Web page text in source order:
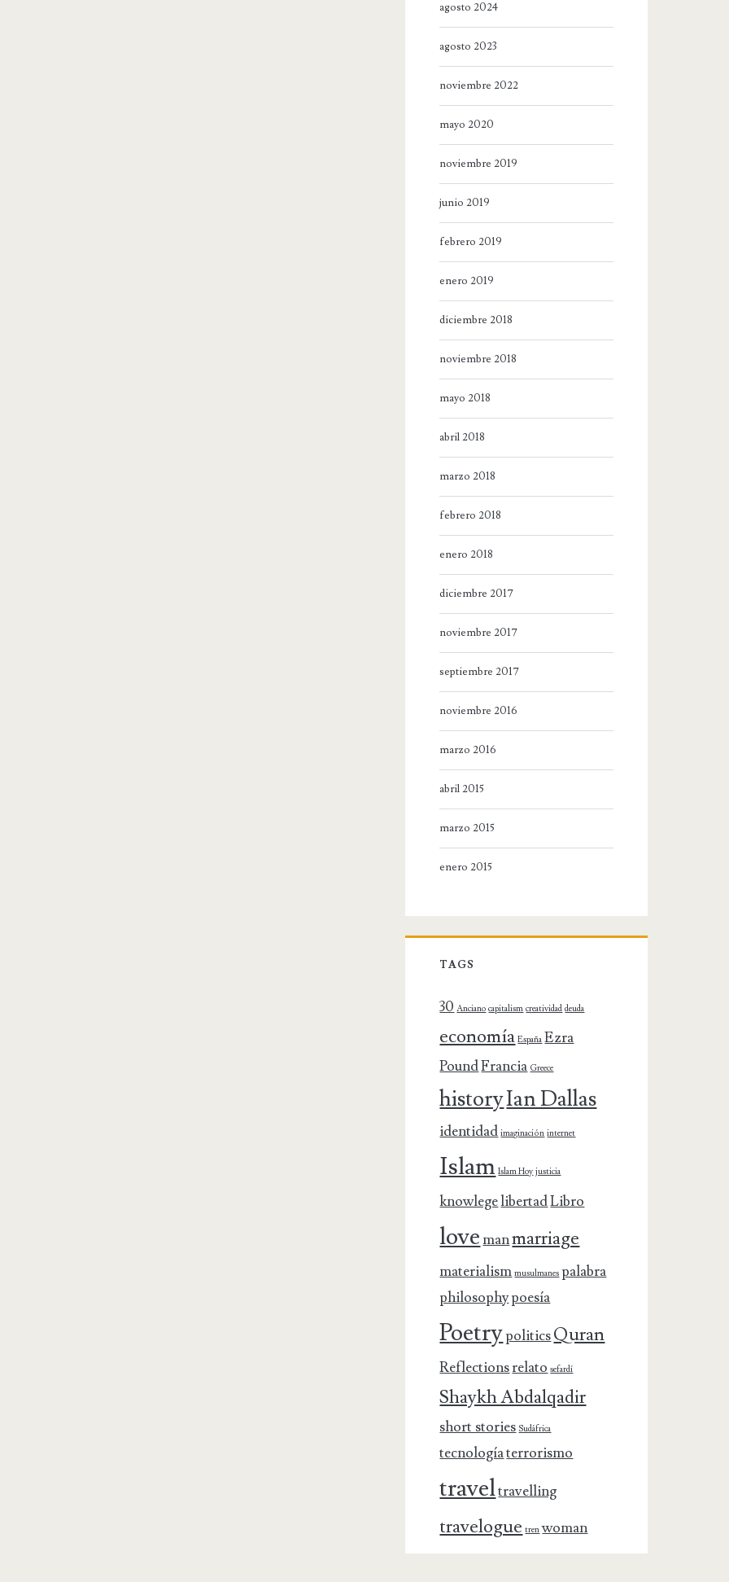
agosto 2024
agosto 2023
noviembre 2022
mayo 2020
noviembre 2019
junio 2019
febrero 2019
enero 2019
diciembre 2018
noviembre 2018
mayo 2018
abril 2018
marzo 2018
febrero 2018
enero 2018
diciembre 2017
noviembre 2017
septiembre 2017
noviembre 2016
marzo 2016
abril 2015
marzo 2015
enero 2015
TAGS
30 Anciano capitalism creatividad deuda
economía España Ezra
PoundFrancia Greece
historyIan Dallas
identidad imaginación internet
Islam Islam Hoy justicia
knowlegelibertadLibro
love manmarriage
materialism musulmanes palabra
philosophypoesía
PoetrypoliticsQuran
Reflectionsrelato sefardí
Shaykh Abdalqadir
short stories Sudáfrica
tecnologíaterrorismo
traveltravelling
travelogue tren woman